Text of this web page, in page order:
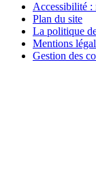
Accessibilité :
Plan du site
La politique
Mentions
Gestion des